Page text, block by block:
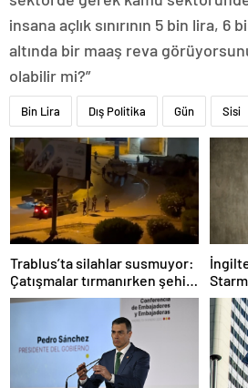
insana açlık sınırının 5 bin lira, 6
altında bir maaş reva
olabilir mi?”
Bin Lira Dış Politika Gün Sisi
Trablus’ta silahlar susmuyor:
Çatışmalar tırmanırken şehir
alarmda
çıktı